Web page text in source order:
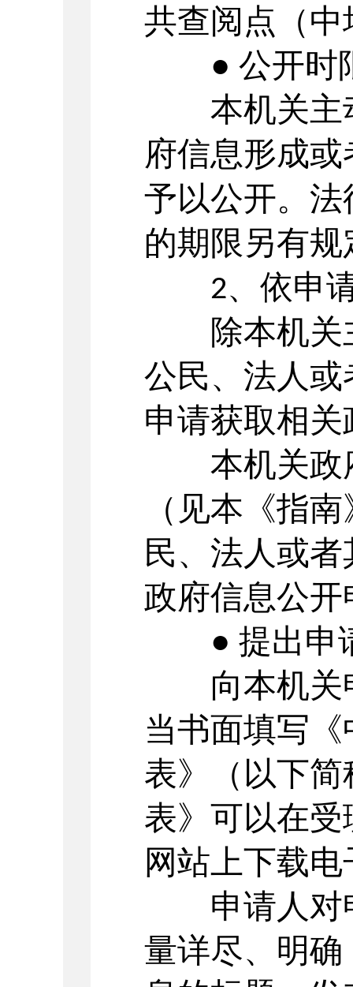
共查阅点（中
● 公开时
本机关主
府信息形成
予以公开。
的期限另有
2、依申
除本机关
公民、法人
申请获取相
本机关政
（见本《指
民、法人或
政府信息公开
● 提出申
向本机关
当书面填写《
表》（以下
表》可以在
网站上下载
申请人对
量详尽、明